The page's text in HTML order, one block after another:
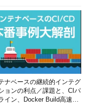
ナベースの継続的インテグ
ョンの利点／課題と、CIパ
イン、Docker Build高速化